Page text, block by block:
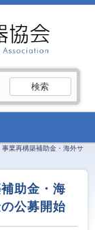
:
事業再構築補助金・海外サ
助金・海
公募開始